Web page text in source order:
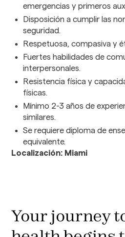
emergencias y primeros
Disposición a cumplir las
seguridad.
Respetuosa, compasiva y
Fuertes habilidades de
interpersonales.
Resistencia física y
físicas.
Mínimo 2-3 años de
similares.
Se requiere diploma de
equivalente.
Localización: Miami
Your journey